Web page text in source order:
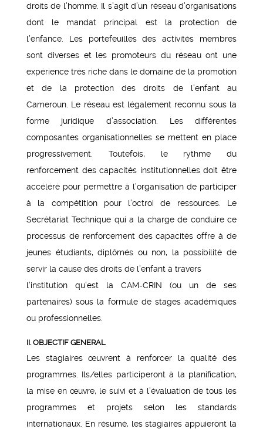
droits de l’homme. Il s’agit d’un réseau d’organisations
dont le mandat principal est la protection de
l’enfance. Les portefeuilles des activités membres
sont diverses et les promoteurs du réseau ont une
expérience très riche dans le domaine de la promotion
et de la protection des droits de l’enfant au
Cameroun. Le réseau est légalement reconnu sous la
forme juridique d’association. Les différentes
composantes organisationnelles se mettent en place
progressivement. Toutefois, le rythme du
renforcement des capacités institutionnelles doit être
accéléré pour permettre à l’organisation de participer
à la compétition pour l’octroi de ressources. Le
Secrétariat Technique qui a la charge de conduire ce
processus de renforcement des capacités offre à de
jeunes étudiants, diplômés ou non, la possibilité de
servir la cause des droits de l’enfant à travers
l’institution qu’est la CAM-CRIN (ou un de ses
partenaires) sous la formule de stages académiques
ou professionnelles.
II. OBJECTIF GENERAL
Les stagiaires œuvrent à renforcer la qualité des
programmes. Ils/elles participeront à la planification,
la mise en œuvre, le suivi et à l’évaluation de tous les
programmes et projets selon les standards
internationaux. En résumé, les stagiaires appuieront la